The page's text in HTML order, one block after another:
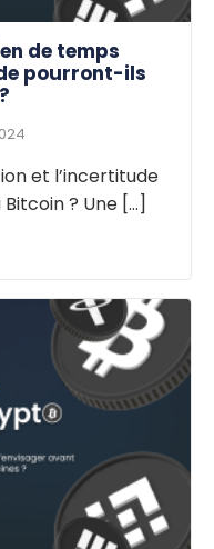
de temps
pourront-ils
et l’incertitude
? Une [...]